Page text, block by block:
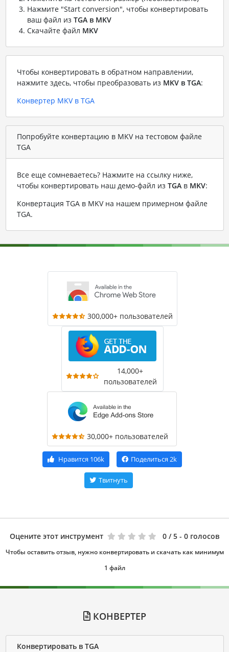
Нажмите "Start conversion", чтобы конвертировать
ваш файл из TGA в MKV
Скачайте файл MKV
Чтобы конвертировать в обратном направлении,
нажмите здесь, чтобы преобразовать из MKV в TGA:
Конвертер MKV в TGA
Попробуйте конвертацию в MKV на тестовом файле
TGA
Все еще сомневаетесь? Нажмите на ссылку ниже,
чтобы конвертировать наш демо-файл из TGAв MKV:
Конвертация TGA в MKV на нашем примерном файле
TGA.
300,000+ пользователей
14,000+
пользователей
30,000+ пользователей
Нравится 106k Поделиться 2k
Твитнуть
Оцените этот инструмент 0 / 5 - 0 голосов
Чтобы оставить отзыв, нужно конвертировать и скачать как минимум
1 файл
КОНВЕРТЕР
Конвертировать в TGA